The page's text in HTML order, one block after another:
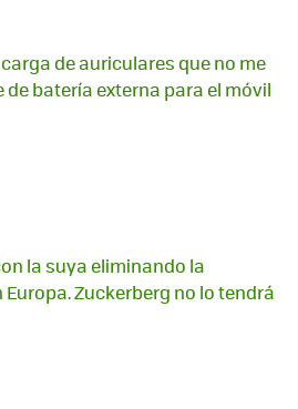
de auriculares que no me
batería externa para el móvil
la suya eliminando la
Europa. Zuckerberg no lo tendrá